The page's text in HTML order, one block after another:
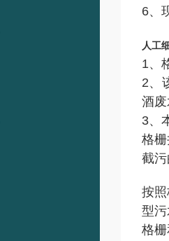
6、
人工
1、
2、
酒
3、
格
截
按
型
格